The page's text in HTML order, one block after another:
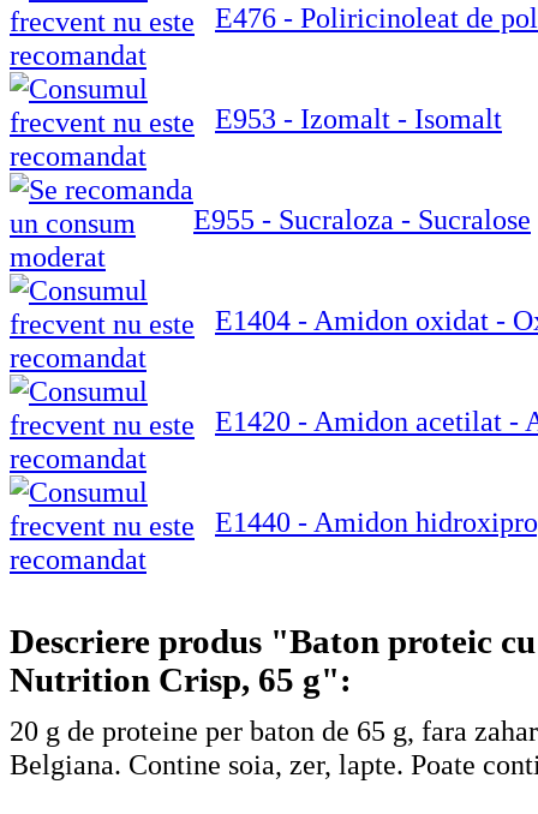
E476 - Poliricinoleat de
E953 - Izomalt - Isomalt
E955 - Sucraloza - Sucralose
E1404 - Amidon oxidat -
E1420 - Amidon acetilat -
E1440 - Amidon
Descriere produs "Baton proteic
Nutrition Crisp, 65 g":
20 g de proteine per baton de 65 g, fara
Belgiana. Contine soia, zer, lapte. Poate